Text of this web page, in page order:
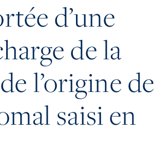
d’une
de la
l’origine de
saisi en